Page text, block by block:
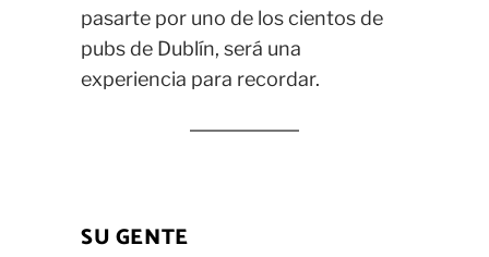
pasarte por uno de los cientos de
pubs de Dublín, será una
experiencia para recordar.
SU GENTE